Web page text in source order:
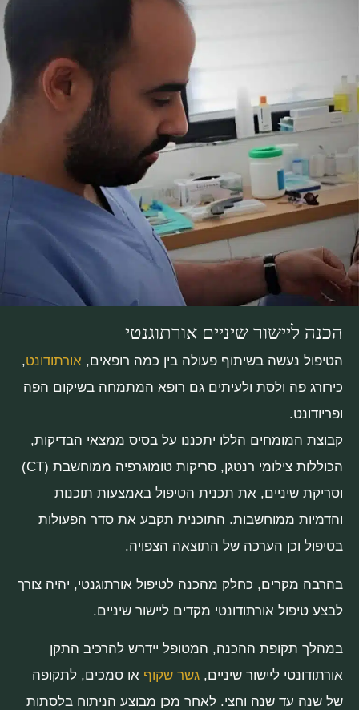
הכנה ליישור שיניים אורתוגנטי
הטיפול נעשה בשיתוף פעולה בין כמה רופאים, אורתודונט,
כירורג פה ולסת ולעיתים גם רופא המתמחה בשיקום הפה
ופריודונט.
קבוצת המומחים הללו יתכננו על בסיס ממצאי הבדיקות,
הכוללות צילומי רנטגן, סריקות טומוגרפיה ממוחשבת (CT)
וסריקת שיניים, את תכנית הטיפול באמצעות תוכנות
והדמיות ממוחשבות. התוכנית תקבע את סדר הפעולות
בטיפול וכן הערכה של התוצאה הצפויה.
בהרבה מקרים, כחלק מהכנה לטיפול אורתוגנטי, יהיה צורך
לבצע טיפול אורתודונטי מקדים ליישור שיניים.
במהלך תקופת ההכנה, המטופל יידרש להרכיב התקן
אורתודונטי ליישור שיניים, גשר שקוף או סמכים, לתקופה
של שנה עד שנה וחצי. לאחר מכן מבוצע הניתוח בלסתות